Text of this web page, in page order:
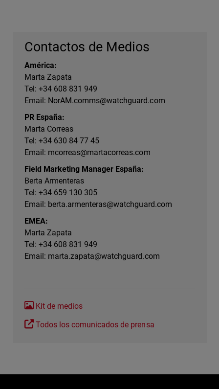
Contactos de Medios
América:
Marta Zapata
Tel: +34 608 831 949
Email: NorAM.comms@watchguard.com
PR España:
Marta Correas
Tel: +34 630 84 77 45
Email: mcorreas@martacorreas.com
Field Marketing Manager España:
Berta Armenteras
Tel: +34 659 130 305
Email: berta.armenteras@watchguard.com
EMEA:
Marta Zapata
Tel: +34 608 831 949
Email: marta.zapata@watchguard.com
Kit de medios
Todos los comunicados de prensa